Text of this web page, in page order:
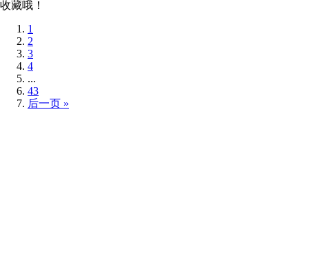
收藏哦！
1
2
3
4
...
43
后一页 »